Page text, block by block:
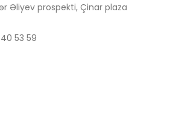
Əliyev prospekti, Çinar plaza
53 59